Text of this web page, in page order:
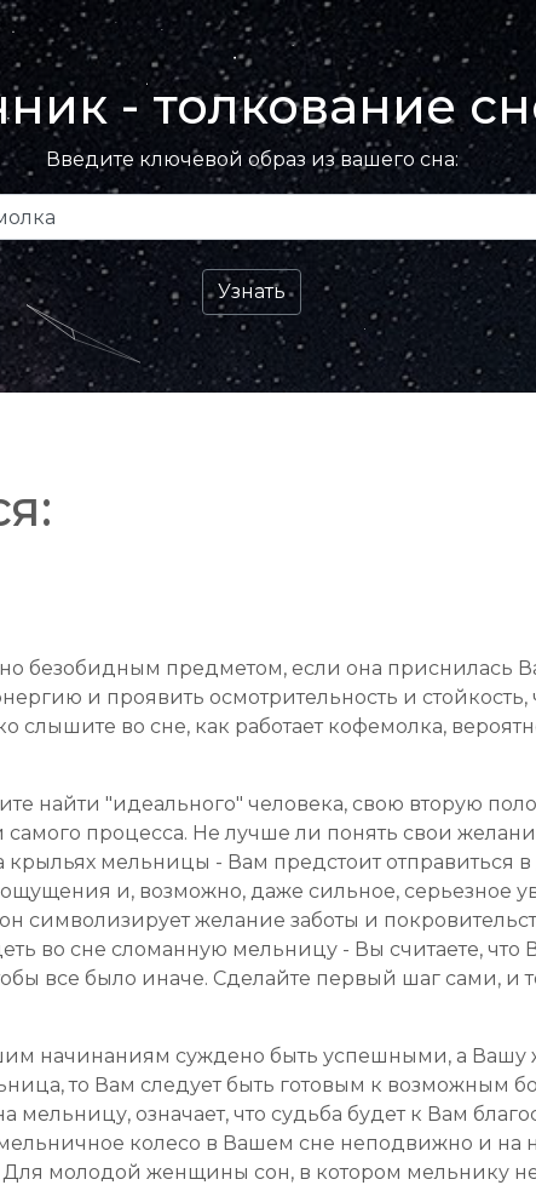
- толкование
Введите ключевой образ из вашего сна:
безобидным предметом, если она приснилась
и проявить осмотрительность и стойкость,
слышите во сне, как работает кофемолка,
найти "идеального" человека, свою вторую
процесса. Не лучше ли понять свои
крыльях мельницы - Вам предстоит отправиться
и, возможно, даже сильное, серьезное
символизирует желание заботы и
во сне сломанную мельницу - Вы считаете, что
все было иначе. Сделайте первый шаг сами, и
начинаниям суждено быть успешными, а Вашу
то Вам следует быть готовым к возможным
мельницу, означает, что судьба будет к Вам
колесо в Вашем сне неподвижно и на
молодой женщины сон, в котором мельнику